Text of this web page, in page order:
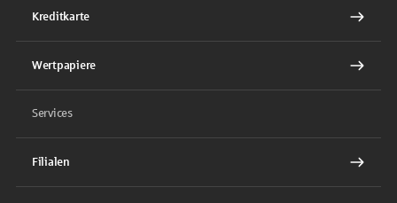
Kreditkarte
Wertpapiere
Services
Filialen